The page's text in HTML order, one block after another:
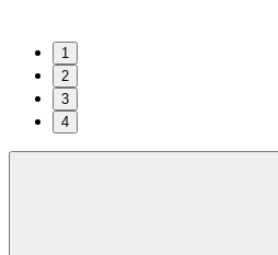
1
2
3
4